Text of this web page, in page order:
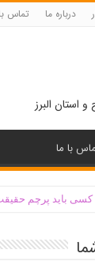
درباره ما تماس
استان البرز
با ما
باید پرچم